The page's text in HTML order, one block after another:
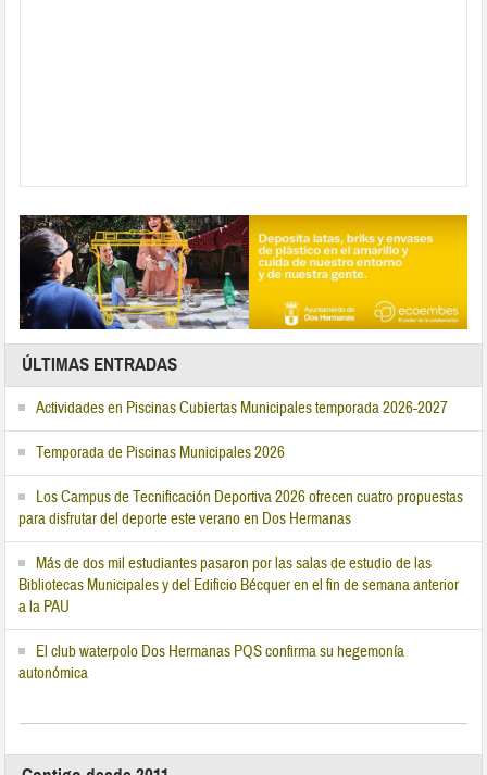
ÚLTIMAS ENTRADAS
Actividades en Piscinas Cubiertas Municipales temporada 2026-2027
Temporada de Piscinas Municipales 2026
Los Campus de Tecnificación Deportiva 2026 ofrecen cuatro propuestas
para disfrutar del deporte este verano en Dos Hermanas
Más de dos mil estudiantes pasaron por las salas de estudio de las
Bibliotecas Municipales y del Edificio Bécquer en el fin de semana anterior
a la PAU
El club waterpolo Dos Hermanas PQS confirma su hegemonía
autonómica